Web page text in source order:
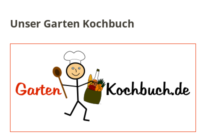
Unser Garten Kochbuch